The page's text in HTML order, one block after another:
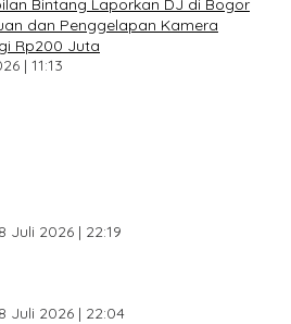
Bintang Laporkan DJ di Bogor
dan Penggelapan Kamera
Rp200 Juta
| 11:13
Juli 2026 | 22:19
Juli 2026 | 22:04